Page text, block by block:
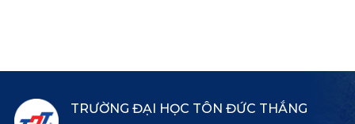
TRƯỜNG ĐẠI HỌC TÔN ĐỨC THẮNG